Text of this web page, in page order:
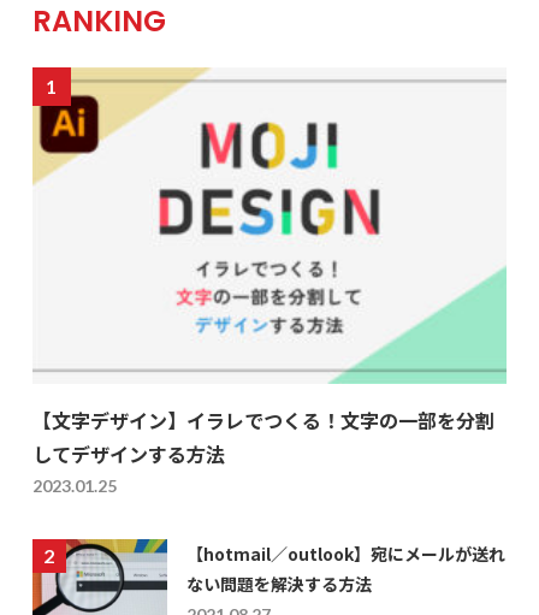
RANKING
【文字デザイン】イラレでつくる！文字の一部を分割
してデザインする方法
2023.01.25
【hotmail／outlook】宛にメールが送れ
ない問題を解決する方法